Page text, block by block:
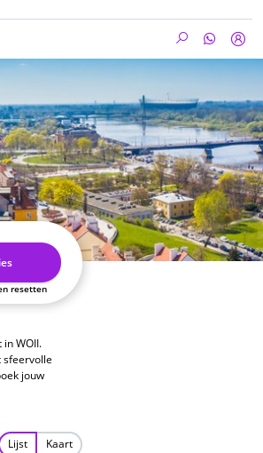
resetten
WOII.
sfeervolle
jouw
Lijst Kaart